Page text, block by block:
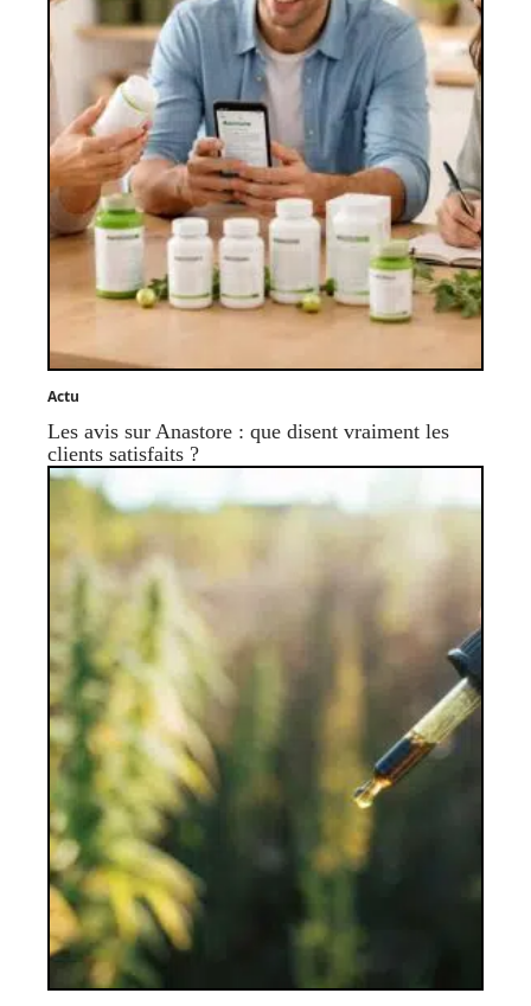
Actu
Les avis sur Anastore : que disent vraiment les
clients satisfaits ?